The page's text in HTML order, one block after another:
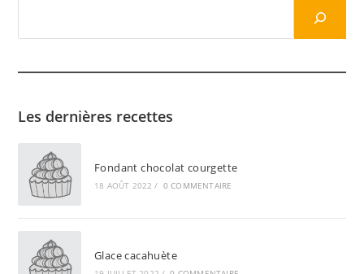
Les dernières recettes
Fondant chocolat courgette
18 AOÛT 2022 / 0 COMMENTAIRE
Glace cacahuète